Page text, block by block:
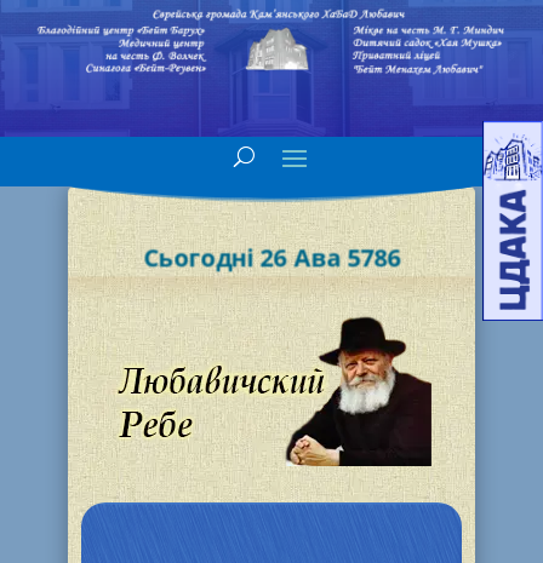
Сьогодні 26 Ава 5786